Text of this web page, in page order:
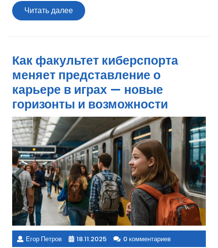
Читать далееЧитать
далее
Как факультет киберспорта
меняет представление о
карьере в играх — новые
горизонты и возможности
Егор Петров 18.11.2025 0 комментариев